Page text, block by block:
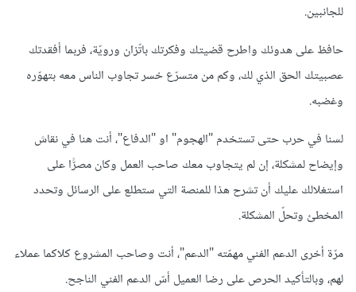
للجانبين.
حافظ على هدوئك واطرح قضيتك وفكرتك باتّزان ورويّة، فربما أفقدتك
عصبيتك الحق الذي لك، وكم من متسرّع خسر تجاوب الناس معه بتهوّره
وغضبه.
لسنا في حرب حتى تستخدم "الهجوم" او "الدفاع"، أنت هنا في نقاش
وإيضاح لمشكلة، إن لم يتجاوب معك صاحب العمل وكان مصرًّا على
استغلالك عليك أن تشرح هذا للمنصة التي ستطلع على الرسائل وتحدد
المخطئ وتحلّ المشكلة.
مرّة أخرى الدعم الفني مهمّته "الدعم"، أنت وصاحب المشروع كلاكما عملاء
لهم، وبالتأكيد الحرص على رضا العميل أسّ الدعم الفني الناجح.